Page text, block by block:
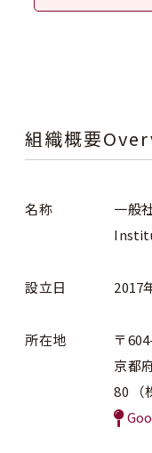
組織概要
名称
一般
設立日 2017
所在地
〒
京都
80 （